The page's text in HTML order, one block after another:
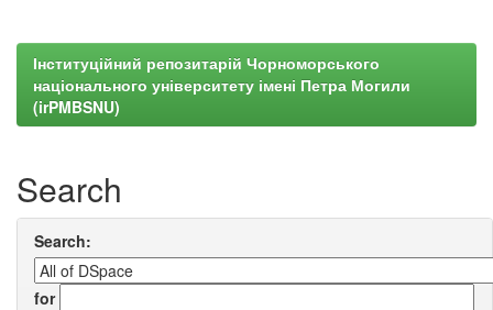
Інституційний репозитарій Чорноморського
національного університету імені Петра Могили
(irPMBSNU)
Search
Search:
for